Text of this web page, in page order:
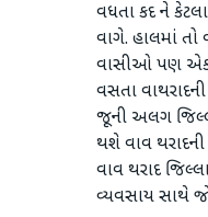
વધતા કદ ને
વાગે. હાલમાં
વાસીઓ પણ એક
વસતા
જૂની અલગ
થશે વાવ
વાવ થરાદ
વ્યવસાય સાથે